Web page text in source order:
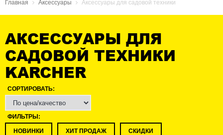
Главная Аксессуары Аксессуары для садовой техники
АКСЕССУАРЫ ДЛЯ
САДОВОЙ ТЕХНИКИ
KARCHER
СОРТИРОВАТЬ:
ФИЛЬТРЫ:
НОВИНКИ ХИТ ПРОДАЖ СКИДКИ